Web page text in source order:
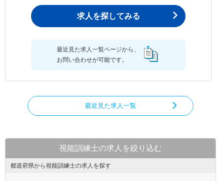
求人を探してみる
最近見た求人一覧ページから、
お問い合わせが可能です。
最近見た求人一覧
視能訓練士の求人を絞り込む
都道府県から視能訓練士の求人を探す